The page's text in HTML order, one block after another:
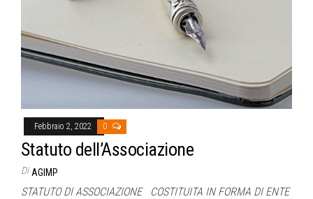
Febbraio 2, 2022 0
Statuto dell’Associazione
Di AGIMP
STATUTO DI ASSOCIAZIONE COSTITUITA IN FORMA DI ENTE